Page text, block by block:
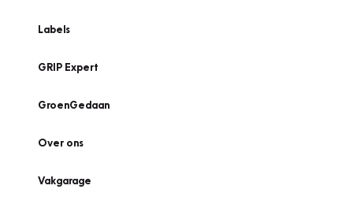
Labels
GRIP Expert
GroenGedaan
Over ons
Vakgarage